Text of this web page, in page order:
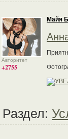
Авторитет
+2755
Майя
Раздел: